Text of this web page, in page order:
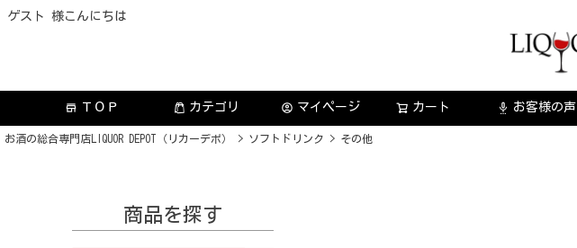
ゲスト 様こんにちは
store ＴＯＰ カテゴリ account_circle マイページ カート settings_voice お客様の声
お酒の総合専門店LIQUOR DEPOT（リカーデポ） ソフトドリンク その他
商品を探す